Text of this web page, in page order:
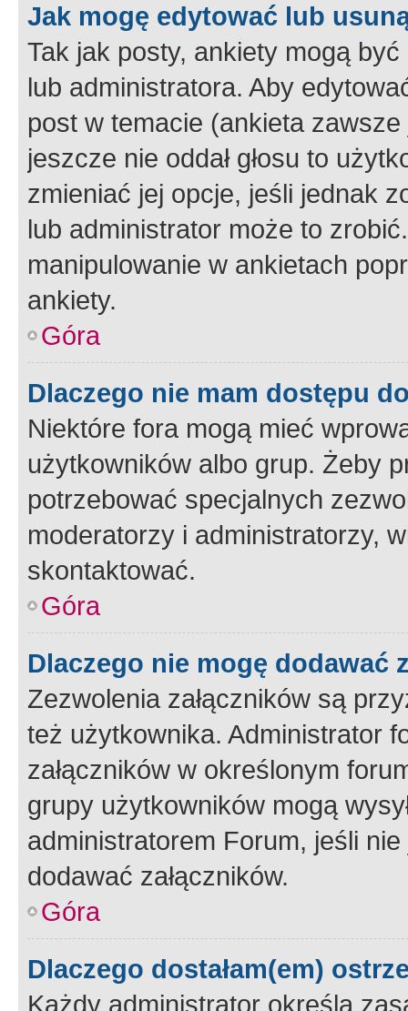
Jak mogę edytować lub
Tak jak posty, ankiety mogą
lub administratora. Aby
post w temacie (ankieta
jeszcze nie oddał głosu to
zmieniać jej opcje, jeśli jednak
lub administrator może to
manipulowanie w ankietach
ankiety.
Góra
Dlaczego nie mam dostępu
Niektóre fora mogą mieć
użytkowników albo grup. Żeby
potrzebować specjalnych
moderatorzy i administratorzy,
skontaktować.
Góra
Dlaczego nie mogę dodawać
Zezwolenia załączników są
też użytkownika. Administrator
załączników w określonym
grupy użytkowników mogą
administratorem Forum, jeśli
dodawać załączników.
Góra
Dlaczego dostałam(em)
Każdy administrator określa